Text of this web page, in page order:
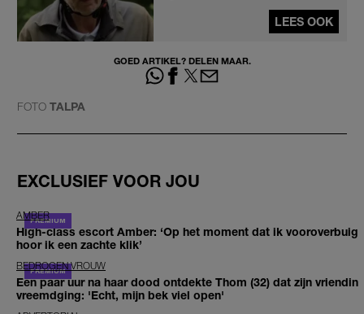
LEES OOK
GOED ARTIKEL? DELEN MAAR.
FOTO TALPA
EXCLUSIEF VOOR JOU
AMBER
High-class escort Amber: ‘Op het moment dat ik vooroverbuig
hoor ik een zachte klik’
BEDROGEN VROUW
Een paar uur na haar dood ontdekte Thom (32) dat zijn vriendin
vreemdging: 'Echt, mijn bek viel open'